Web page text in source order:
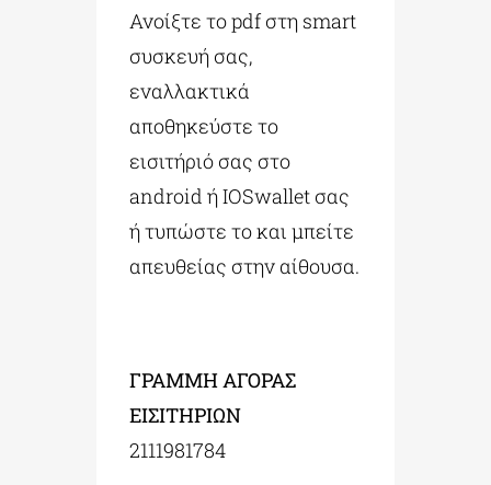
Ανοίξτε το pdf στη smart
συσκευή σας,
εναλλακτικά
αποθηκεύστε το
εισιτήριό σας στο
android ή IOSwallet σας
ή τυπώστε το και μπείτε
απευθείας στην αίθουσα.
ΓΡΑΜΜΗ ΑΓΟΡΑΣ
ΕΙΣΙΤΗΡΙΩΝ
2111981784